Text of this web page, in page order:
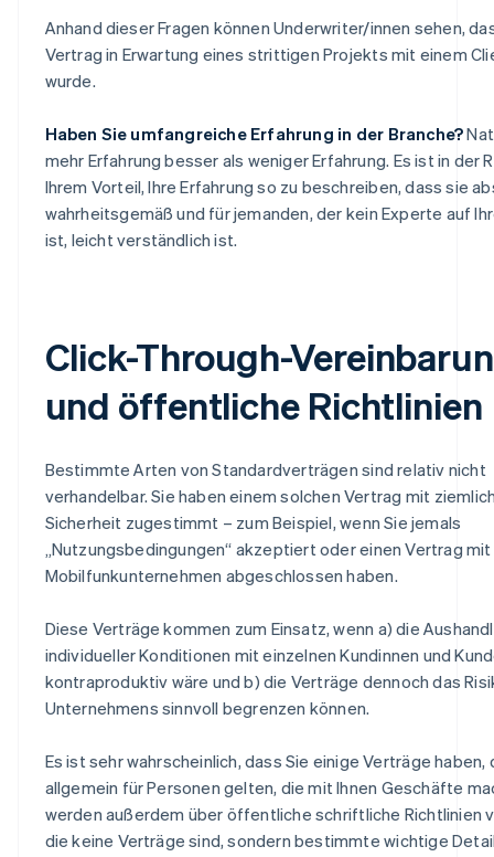
Anhand dieser Fragen können Underwriter/innen sehen,
Vertrag in Erwartung eines strittigen Projekts mit einem
wurde.
Haben Sie umfangreiche Erfahrung in der Branche?
mehr Erfahrung besser als weniger Erfahrung. Es ist in der
Ihrem Vorteil, Ihre Erfahrung so zu beschreiben, dass sie
wahrheitsgemäß und für jemanden, der kein Experte auf
ist, leicht verständlich ist.
Click-Through-
und öffentliche Richtlinien
Bestimmte Arten von Standardverträgen sind relativ nicht
verhandelbar. Sie haben einem solchen Vertrag mit
Sicherheit zugestimmt – zum Beispiel, wenn Sie jemals
„Nutzungsbedingungen“ akzeptiert oder einen Vertrag
Mobilfunkunternehmen abgeschlossen haben.
Diese Verträge kommen zum Einsatz, wenn a) die
individueller Konditionen mit einzelnen Kundinnen und
kontraproduktiv wäre und b) die Verträge dennoch das
Unternehmens sinnvoll begrenzen können.
Es ist sehr wahrscheinlich, dass Sie einige Verträge haben,
allgemein für Personen gelten, die mit Ihnen Geschäfte
werden außerdem über öffentliche schriftliche Richtlinien
die keine Verträge sind, sondern bestimmte wichtige